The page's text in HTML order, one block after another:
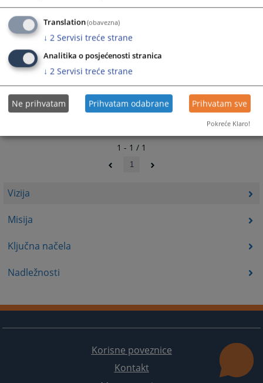
Vizija
Misija
Ključna načela
Nadležnosti
1 - 1 / 1
1
Korisne poveznice
Kontakt
Translation(obavezna)
↓ 2 Servisi treće strane
Analitika o posjećenosti stranica
↓ 2 Servisi treće strane
Ne prihvatam Prihvatam odabrane Prihvatam sve
Pokreće Klaro!